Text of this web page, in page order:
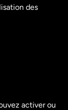
des
activer ou